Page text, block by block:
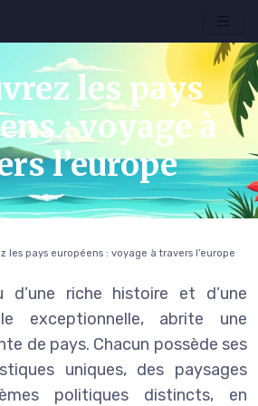
les pays
: voyage à
l’europe
les pays européens : voyage à travers l’europe
d’une riche histoire et d’une
exceptionnelle, abrite une
de pays. Chacun possède ses
uniques, des paysages
politiques distincts, en